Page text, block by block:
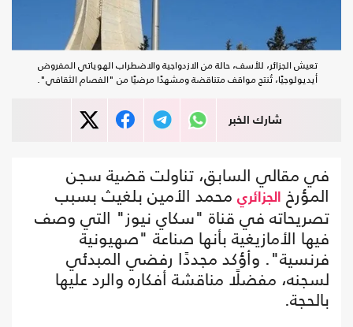
تعيش الجزائر، للأسف، حالة من الازدواجية والاضطراب الهوياتي المفروض
أيديولوجيًا، تُنتج مواقف متناقضة ومشهدًا مرضيًا من "الفصام الثقافي".
شارك الخبر
في مقالي السابق، تناولت قضية سجن
المؤرخ الجزائري محمد الأمين بلغيث بسبب
تصريحاته في قناة "سكاي نيوز" التي وصف
فيها الأمازيغية بأنها صناعة "صهيونية
فرنسية". وأؤكد مجددًا رفضي المبدئي
لسجنه، مفضلًا مناقشة أفكاره والرد عليها
بالحجة.